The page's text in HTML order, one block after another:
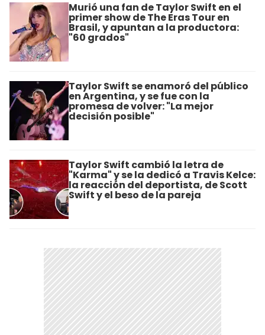
Murió una fan de Taylor Swift en el
primer show de The Eras Tour en
Brasil, y apuntan a la productora:
"60 grados"
Taylor Swift se enamoró del público
en Argentina, y se fue con la
promesa de volver: "La mejor
decisión posible"
Taylor Swift cambió la letra de
"Karma" y se la dedicó a Travis Kelce:
la reacción del deportista, de Scott
Swift y el beso de la pareja